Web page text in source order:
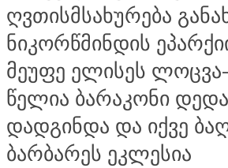
ღვთისმსახურება
ნიკორწმინდის
მეუფე ელისეს
წელია ბარაკონი
დადგინდა და იქვე
ბარბარეს ეკლესია